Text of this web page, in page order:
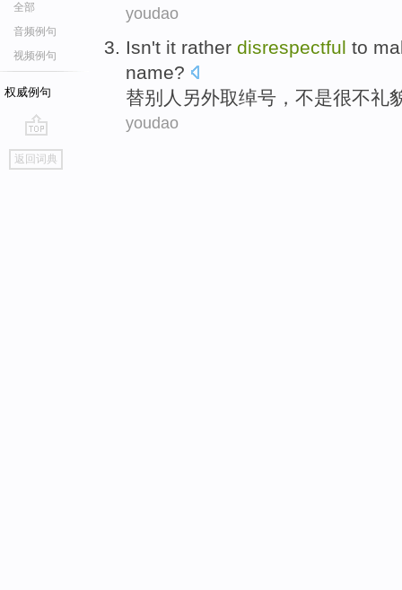
全部
音频例句
视频例句
权威例句
go
top
返回词典
youdao
Isn't it rather disrespectful to
name?
替别人另外取绰号 ， 不是很不礼
youdao